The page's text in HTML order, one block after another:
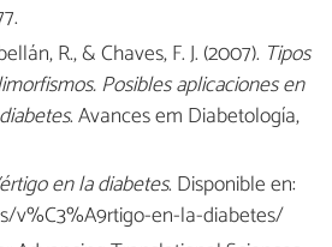
R., & Chaves, F. J. (2007). Tipos
Posibles aplicaciones en
. Avances em Diabetología,
en la diabetes. Disponible en:
v%C3%A9rtigo-en-la-diabetes/